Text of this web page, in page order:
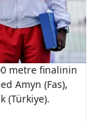
metre finalinin
Amyn (Fas),
(Türkiye).